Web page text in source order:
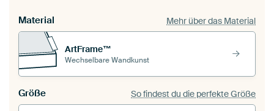
Material Mehr über das Material
ArtFrame™
Wechselbare Wandkunst
Größe So findest du die perfekte Größe